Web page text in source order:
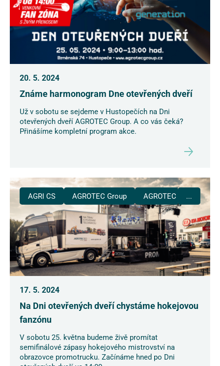
20. 5. 2024
Známe harmonogram Dne otevřených dveří
Už v sobotu se sejdeme v Hustopečích na Dni
otevřených dveří AGROTEC Group. A co vás čeká?
Přinášíme kompletní program akce.
AGRI CS AGROTEC Group AGROTEC Plus
...
17. 5. 2024
Na Dni otevřených dveří chystáme hokejovou
fanzónu
V sobotu 25. května budeme živě promítat
semifinálové zápasy hokejového mistrovství na
obrazovce promotrucku. Začínáme hned po Dni